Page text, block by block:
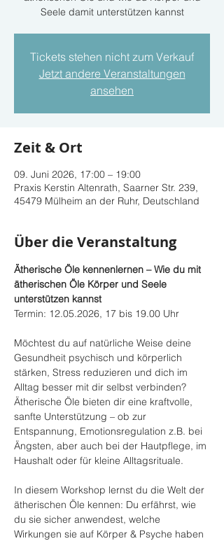
Seele damit unterstützen kannst
Tickets stehen nicht zum Verkauf
Jetzt andere Veranstaltungen
ansehen
Zeit & Ort
09. Juni 2026, 17:00 – 19:00
Praxis Kerstin Altenrath, Saarner Str. 239,
45479 Mülheim an der Ruhr, Deutschland
Über die Veranstaltung
Ätherische Öle kennenlernen – Wie du mit
ätherischen Öle Körper und Seele
unterstützen kannst
Termin: 12.05.2026, 17 bis 19.00 Uhr
Möchtest du auf natürliche Weise deine
Gesundheit psychisch und körperlich
stärken, Stress reduzieren und dich im
Alltag besser mit dir selbst verbinden?
Ätherische Öle bieten dir eine kraftvolle,
sanfte Unterstützung – ob zur
Entspannung, Emotionsregulation z.B. bei
Ängsten, aber auch bei der Hautpflege, im
Haushalt oder für kleine Alltagsrituale.
In diesem Workshop lernst du die Welt der
ätherischen Öle kennen: Du erfährst, wie
du sie sicher anwendest, welche
Wirkungen sie auf Körper & Psyche haben